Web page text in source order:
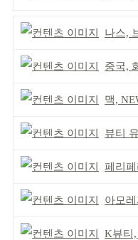
나스,
중국, 화
맥,
뷰티
페리페
아모레
K뷰티, ‘